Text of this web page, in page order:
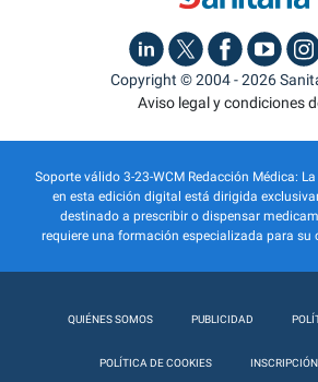
Copyright © 2004 - 2026
Aviso legal y condiciones
Soporte válido 3-23-WCM Redacción Médica:
en esta edición digital está dirigida
destinado a prescribir o dispensar
requiere una formación especializada para su
QUIÉNES SOMOS PUBLICIDAD
POLÍTICA DE COOKIES